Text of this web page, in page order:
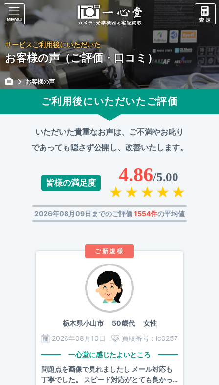
サービスご利用後にいただいた
お客様の声（ご評価・口コミ）
お客様の声
ご利用後にいただいたご評価
いただいた貴重なお声は、ご不満やお叱り
であっても 隠さず公開し、改善いたします。
皆様の満足度 4.86/5.00
2026年08月09日までのご評価1554件の平均値
ご新規様
栃木県小山市50歳代 女性
2026年08月10日
買取番号： ic0257
一心堂に感じたよいところ
問題点を画像で見れましたし メール対応も
丁寧でした。 スピード対応がとても良かっ